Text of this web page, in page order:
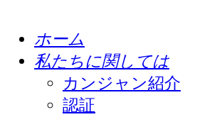
ホーム
私たちに関しては
カンジャン紹介
認証